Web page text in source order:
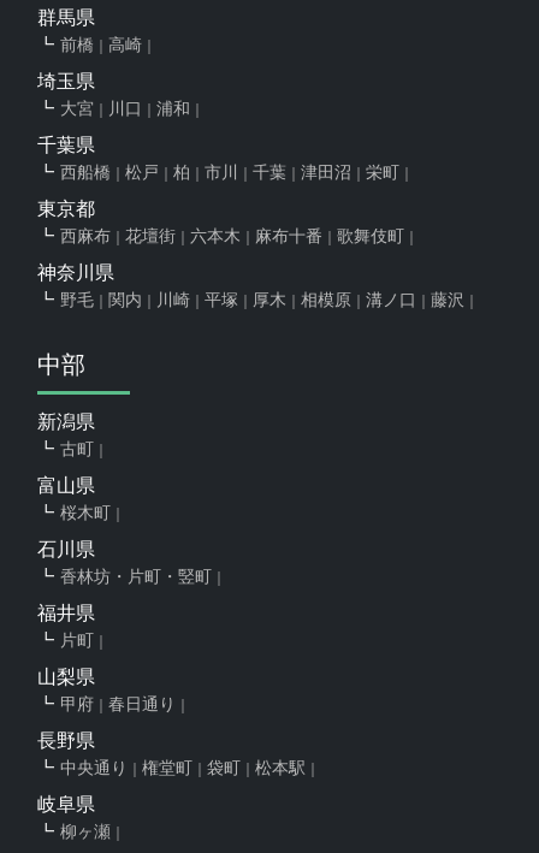
群馬県
前橋 高崎
埼玉県
大宮 川口 浦和
千葉県
西船橋 松戸 柏 市川 千葉 津田沼 栄町
東京都
西麻布 花壇街 六本木 麻布十番 歌舞伎町
神奈川県
野毛 関内 川崎 平塚 厚木 相模原 溝ノ口 藤沢
中部
新潟県
古町
富山県
桜木町
石川県
香林坊・片町・竪町
福井県
片町
山梨県
甲府 春日通り
長野県
中央通り 権堂町 袋町 松本駅
岐阜県
柳ヶ瀬